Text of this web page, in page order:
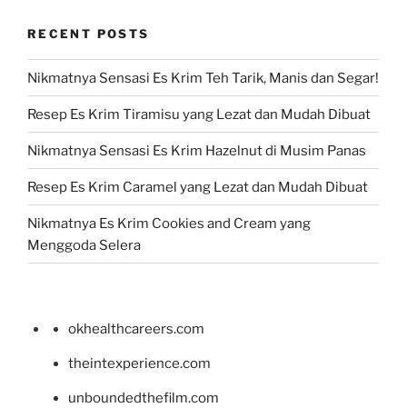
RECENT POSTS
Nikmatnya Sensasi Es Krim Teh Tarik, Manis dan Segar!
Resep Es Krim Tiramisu yang Lezat dan Mudah Dibuat
Nikmatnya Sensasi Es Krim Hazelnut di Musim Panas
Resep Es Krim Caramel yang Lezat dan Mudah Dibuat
Nikmatnya Es Krim Cookies and Cream yang
Menggoda Selera
okhealthcareers.com
theintexperience.com
unboundedthefilm.com